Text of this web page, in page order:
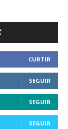
CURTIR
SEGUIR
SEGUIR
SEGUIR